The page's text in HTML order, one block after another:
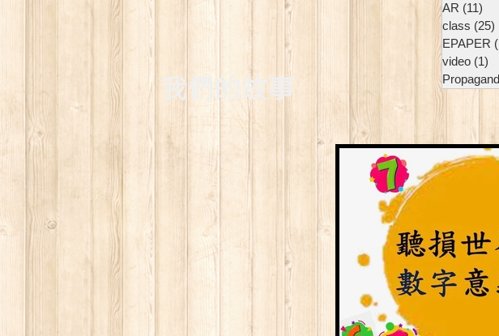
​我們的故事
AR (11)
class (25)
EPAPER
video (1)